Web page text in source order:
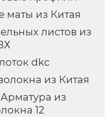
маты из Китая
листов из
dkc
из Китая
из
12